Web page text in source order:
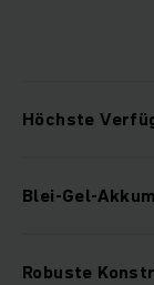
Höchste
Blei-Gel-
Robuste